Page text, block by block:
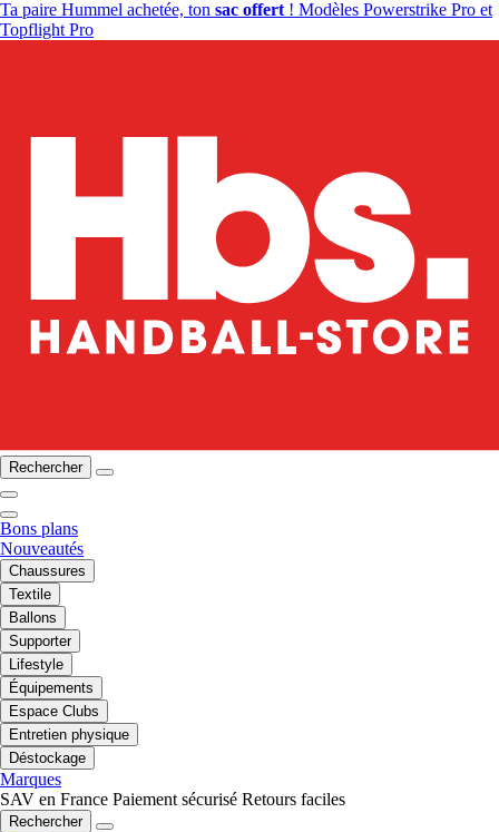
Ta paire Hummel achetée, ton sac offert ! Modèles Powerstrike Pro et
Topflight Pro
Rechercher
Bons plans
Nouveautés
Chaussures
Textile
Ballons
Supporter
Lifestyle
Équipements
Espace Clubs
Entretien physique
Déstockage
Marques
SAV en France Paiement sécurisé Retours faciles
Rechercher